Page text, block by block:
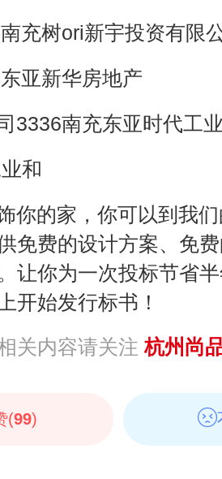
充树ori新宇投资有限
亚新华房地产
3336南充东亚时代工
和
你的家，你可以到我
免费的设计方案、免
让你为一次投标节省
开始发行标书！
关内容请关注杭州尚
(99)